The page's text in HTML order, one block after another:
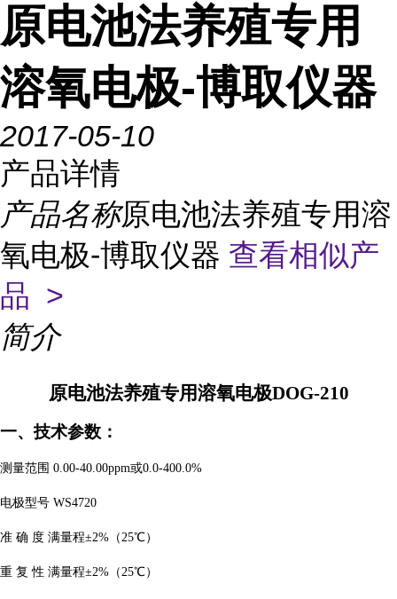
原电池法养殖专用
溶氧电极-博取仪器
2017-05-10
产品详情
产品名称原电池法养殖专用溶
氧电极-博取仪器 查看相似产
品 >
简介
原电池法养殖专用溶氧电极DOG-210
一、技术参数：
测量范围 0.00-40.00ppm或0.0-400.0%
电极型号 WS4720
准 确 度 满量程±2%（25℃）
重 复 性 满量程±2%（25℃）